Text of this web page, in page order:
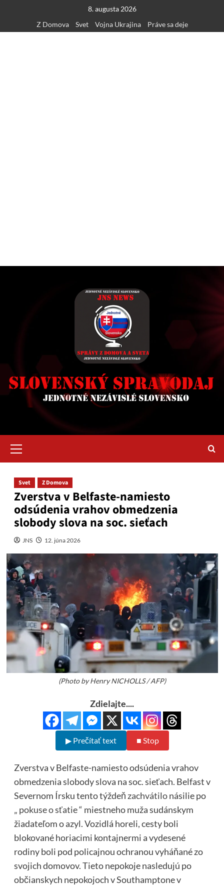
content
8. augusta 2026
Z Domova
Svet Vojna Ukrajina Práve sa deje
Menu
Svet Z Domova
Zverstva v Belfaste-namiesto
odsúdenia vrahov obmedzenia
slobody slova na soc. sieťach
JNS 12. júna 2026
(Photo by Henry NICHOLLS / AFP)
Zdielajte....
▶ Prečítať text ■ Stop
Zverstva v Belfaste-namiesto odsúdenia vrahov
obmedzenia slobody slova na soc. sieťach. Belfast v
Severnom Írsku tento týždeň zachvátilonásilie po
„ pokuse o sťatie“ miestneho muža sudánskym
žiadateľom o azyl. Vozidlá horeli, cesty boli
blokované horiacimi kontajnermi a vydesené
rodiny boli pod policajnou ochranou vyháňané zo
svojich domovov. Tieto nepokoje nasledujú po
občianskych nepokojoch v Southamptone v